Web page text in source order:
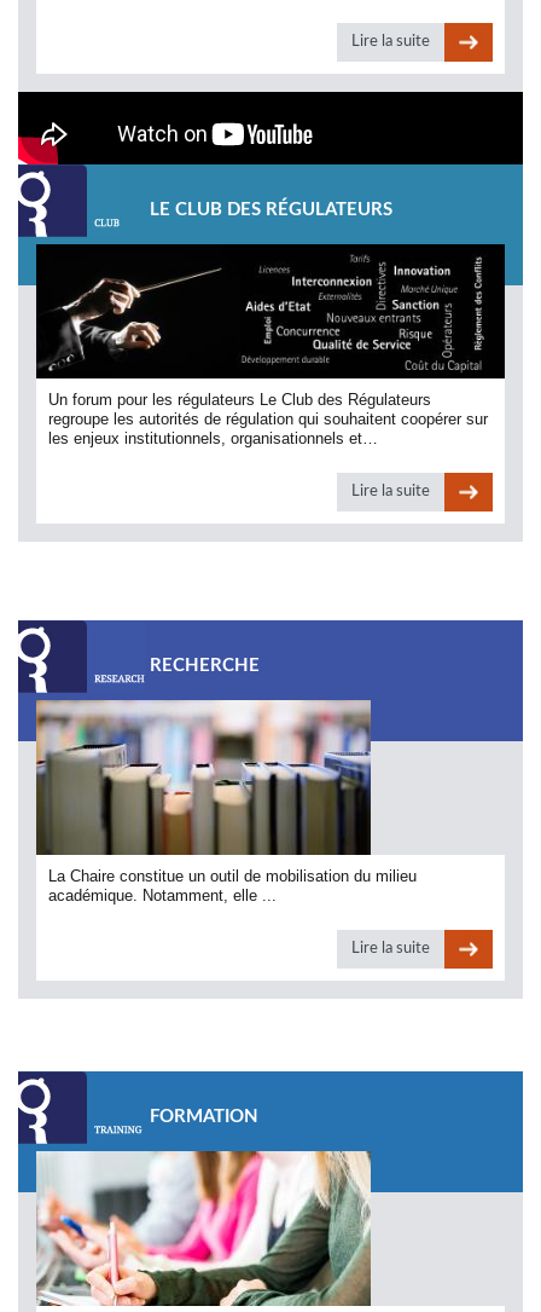
Lire la suite
LE CLUB DES RÉGULATEURS
Un forum pour les régulateurs Le Club des Régulateurs
regroupe les autorités de régulation qui souhaitent coopérer sur
les enjeux institutionnels, organisationnels et…
Lire la suite
RECHERCHE
La Chaire constitue un outil de mobilisation du milieu
académique. Notamment, elle ...
Lire la suite
FORMATION